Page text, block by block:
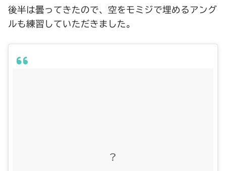
後半は曇ってきたので、空をモミジで埋めるアング
ルも練習していただきました。
?